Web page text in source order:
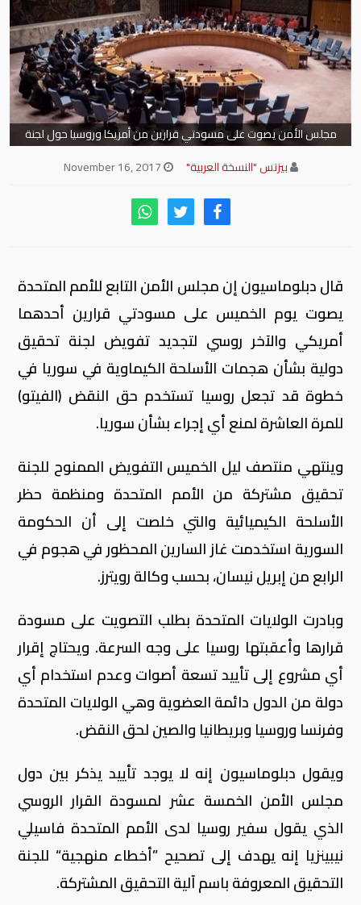
مجلس الأمن يصوت على مسودتي قرارين من أمريكا وروسيا حول لجنة
تحقيق بسوريا
بيزنس "النسخة العربية"
قال دبلوماسيون إن مجلس الأمن التابع للأمم المتحدة
يصوت يوم الخميس على مسودتي قرارين أحدهما
أمريكي والآخر روسي لتجديد تفويض لجنة تحقيق
دولية بشأن هجمات الأسلحة الكيماوية في سوريا في
خطوة قد تجعل روسيا تستخدم حق النقض (الفيتو)
للمرة العاشرة لمنع أي إجراء بشأن سوريا.
وينتهي منتصف ليل الخميس التفويض الممنوح للجنة
تحقيق مشتركة من الأمم المتحدة ومنظمة حظر
الأسلحة الكيميائية والتي خلصت إلى أن الحكومة
السورية استخدمت غاز السارين المحظور في هجوم في
الرابع من إبريل نيسان، بحسب وكالة رويترز.
وبادرت الولايات المتحدة بطلب التصويت على مسودة
قرارها وأعقبتها روسيا على وجه السرعة. ويحتاج إقرار
أي مشروع إلى تأييد تسعة أصوات وعدم استخدام أي
دولة من الدول دائمة العضوية وهي الولايات المتحدة
وفرنسا وروسيا وبريطانيا والصين لحق النقض.
ويقول دبلوماسيون إنه لا يوجد تأييد يذكر بين دول
مجلس الأمن الخمسة عشر لمسودة القرار الروسي
الذي يقول سفير روسيا لدى الأمم المتحدة فاسيلي
نيبينزيا إنه يهدف إلى تصحيح ”أخطاء منهجية“ للجنة
التحقيق المعروفة باسم آلية التحقيق المشتركة.